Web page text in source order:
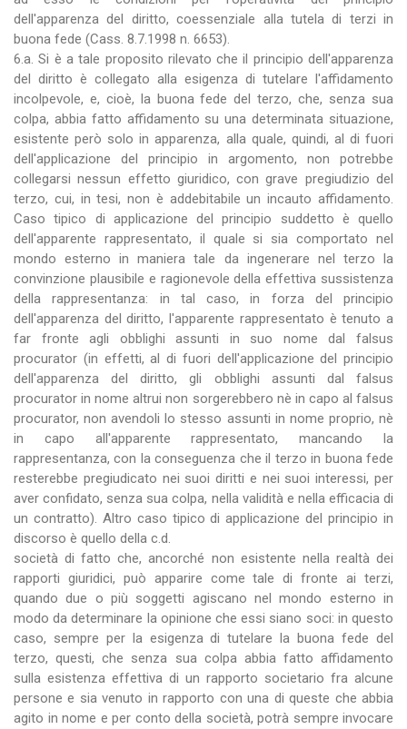
dell'apparenza del diritto, coessenziale alla tutela di terzi in
buona fede (Cass. 8.7.1998 n. 6653).
6.a. Si è a tale proposito rilevato che il principio dell'apparenza
del diritto è collegato alla esigenza di tutelare l'affidamento
incolpevole, e, cioè, la buona fede del terzo, che, senza sua
colpa, abbia fatto affidamento su una determinata situazione,
esistente però solo in apparenza, alla quale, quindi, al di fuori
dell'applicazione del principio in argomento, non potrebbe
collegarsi nessun effetto giuridico, con grave pregiudizio del
terzo, cui, in tesi, non è addebitabile un incauto affidamento.
Caso tipico di applicazione del principio suddetto è quello
dell'apparente rappresentato, il quale si sia comportato nel
mondo esterno in maniera tale da ingenerare nel terzo la
convinzione plausibile e ragionevole della effettiva sussistenza
della rappresentanza: in tal caso, in forza del principio
dell'apparenza del diritto, l'apparente rappresentato è tenuto a
far fronte agli obblighi assunti in suo nome dal falsus
procurator (in effetti, al di fuori dell'applicazione del principio
dell'apparenza del diritto, gli obblighi assunti dal falsus
procurator in nome altrui non sorgerebbero nè in capo al falsus
procurator, non avendoli lo stesso assunti in nome proprio, nè
in capo all'apparente rappresentato, mancando la
rappresentanza, con la conseguenza che il terzo in buona fede
resterebbe pregiudicato nei suoi diritti e nei suoi interessi, per
aver confidato, senza sua colpa, nella validità e nella efficacia di
un contratto). Altro caso tipico di applicazione del principio in
discorso è quello della c.d.
società di fatto che, ancorché non esistente nella realtà dei
rapporti giuridici, può apparire come tale di fronte ai terzi,
quando due o più soggetti agiscano nel mondo esterno in
modo da determinare la opinione che essi siano soci: in questo
caso, sempre per la esigenza di tutelare la buona fede del
terzo, questi, che senza sua colpa abbia fatto affidamento
sulla esistenza effettiva di un rapporto societario fra alcune
persone e sia venuto in rapporto con una di queste che abbia
agito in nome e per conto della società, potrà sempre invocare